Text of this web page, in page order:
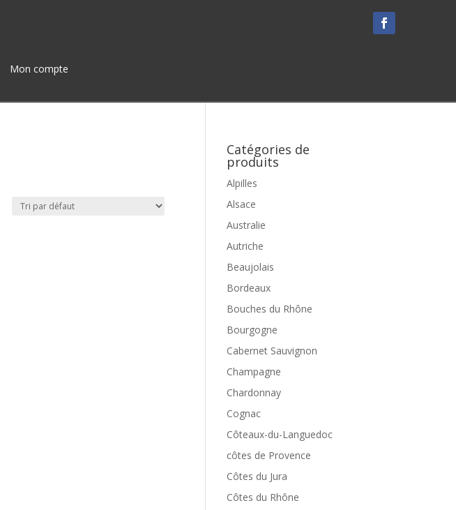
Mon compte
Catégories de
produits
Alpilles
Alsace
Australie
Autriche
Beaujolais
Bordeaux
Bouches du Rhône
Bourgogne
Cabernet Sauvignon
Champagne
Chardonnay
Cognac
Côteaux-du-Languedoc
côtes de Provence
Côtes du Jura
Côtes du Rhône